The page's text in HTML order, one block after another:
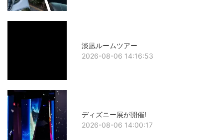
淡凪ルームツアー
2026-08-06 14:16:53
ディズニー展が開催!
2026-08-06 14:00:17